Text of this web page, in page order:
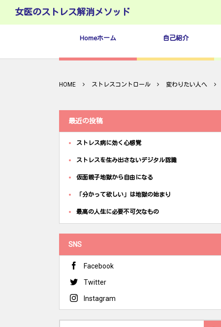
女医のストレス解消メソッド
Homeホーム 自己紹介
HOME ストレスコントロール 変わりたい人へ
最近の投稿
ストレス病に効く心感覚
ストレスを生み出さないデジタル認識
仮面親子地獄から自由になる
「分かって欲しい」は地獄の始まり
最高の人生に必要不可欠なもの
SNS
Facebook
Twitter
Instagram